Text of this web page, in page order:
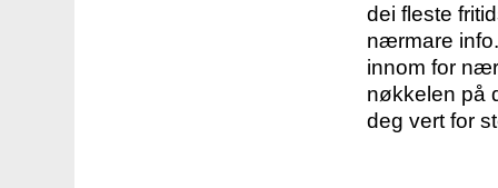
dei fleste
nærmare
innom for
nøkkelen på
deg vert for